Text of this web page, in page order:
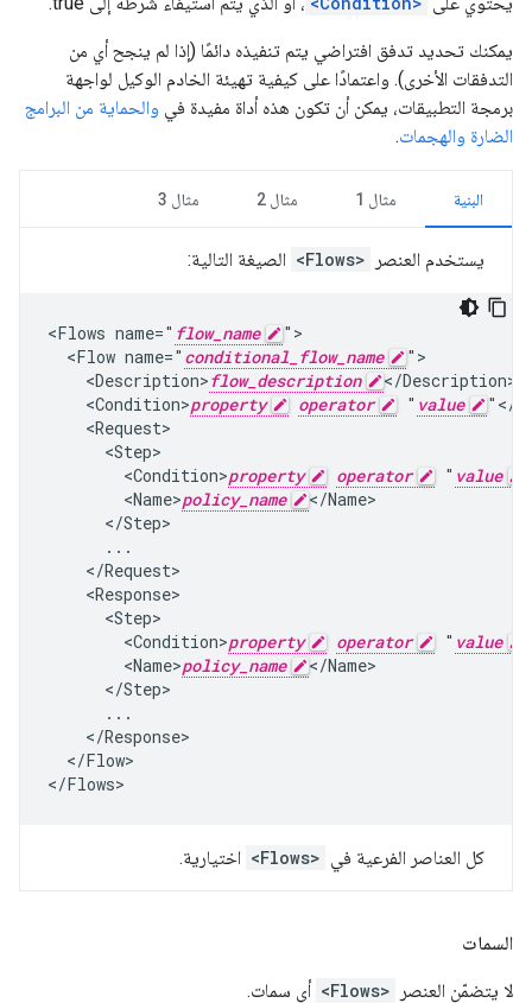
يمكنك تحديد تدفق افتراضي يتم تنفيذه دائمًا (إذا لم ينجح أي من
التدفقات الأخرى). واعتمادًا على كيفية تهيئة الخادم الوكيل لواجهة
برمجة التطبيقات، يمكن أن تكون هذه أداة مفيدة في والحماية من البرامج
الضارة والهجمات.
البنية مثال 1 مثال 2 مثال 3
يستخدم العنصر <Flows> الصيغة التالية:
<Flows name=" flow_name
">
  <Flow name="
conditional_flow_name
">
    <Description>
flow_description
</Description>
    <Condition>
property operator " value
"</
    <Request>
      <Step>
        <Condition>
property operator " value
        <Name>
policy_name
</Name>
      </Step>
      ...
    </Request>
    <Response>
      <Step>
        <Condition>
property operator " value
        <Name>
policy_name
</Name>
      </Step>
      ...
    </Response>
  </Flow>
</Flows>
كل العناصر الفرعية في <Flows> اختيارية.
السمات
لا يتضمّن العنصر <Flows> أي سمات.